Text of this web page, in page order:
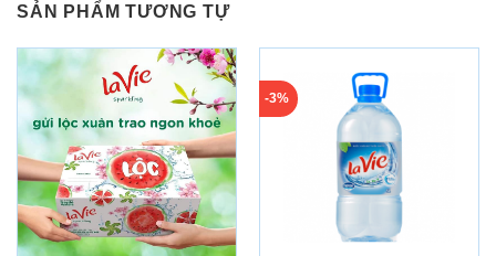
SẢN PHẨM TƯƠNG TỰ
-3%